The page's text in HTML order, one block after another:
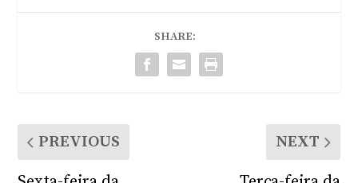
SHARE:
PREVIOUS
NEXT